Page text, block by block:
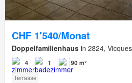
CHF 1'540/Monat
Doppelfamilienhaus in 2824,
4 1 90 m²
Terrasse